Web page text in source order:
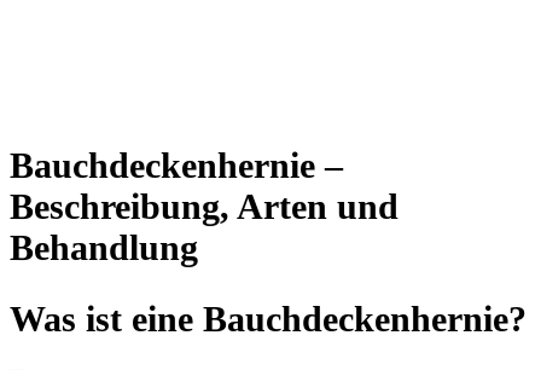
Bauchdeckenhernie –
Beschreibung, Arten und
Behandlung
Was ist eine Bauchdeckenhernie?